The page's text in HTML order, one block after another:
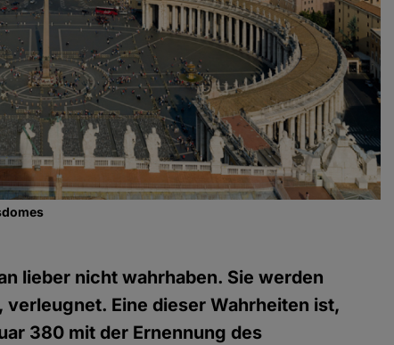
lieber nicht wahrhaben. Sie werden
Eine dieser Wahrheiten ist,
380 mit der Ernennung des